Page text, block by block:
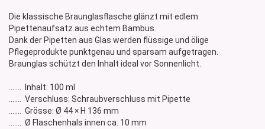
Die klassische Braunglasflasche glänzt mit edlem
Pipettenaufsatz aus echtem Bambus.
Dank der Pipetten aus Glas werden flüssige und ölige
Pflegeprodukte punktgenau und sparsam aufgetragen.
Braunglas schützt den Inhalt ideal vor Sonnenlicht.
....... Inhalt: 100 ml
....... Verschluss: Schraubverschluss mit Pipette
....... Grösse: Ø 44 × H 136 mm
....... Ø Flaschenhals innen ca. 10 mm